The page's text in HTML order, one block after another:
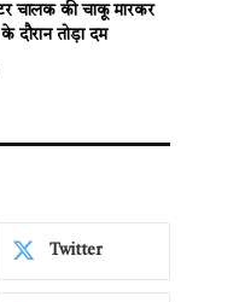
चालक की चाकू मारकर
दौरान तोड़ा दम
Twitter